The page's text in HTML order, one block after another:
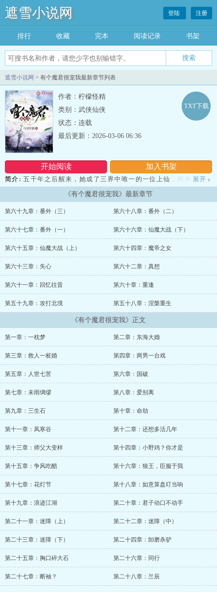
遮雪小说网 登陆 注册
排行 收藏 完本 阅读记录 书架
遮雪小说网 > 有个魔君很宠我最新章节列表
作者：柠檬怪精
类别：武侠仙侠
状态：连载
开始阅读 加入书架
TXT下载
最后更新：2026-03-06 06:36
简介: 五千年之后醒来，她成了三界中唯一的一位上仙，闲来无事下
凡历了个劫，屁股后面还跟了个魔君，把她宠上天。 一起悬壶济
世，一起被追杀，一起殴打权贵........直到后来魔族屡屡攻打仙界，众
仙才知，世间唯一的神也堕魔了.............
展开 »
《有个魔君很宠我》最新章节
第六十九章：番外（三） 第六十八章：番外（二）
第六十七章：番外（一） 第六十六章：仙魔大战（下）
第六十五章：仙魔大战（上） 第六十四章：魔帝之女
第六十三章：失心 第六十二章：真想
第六十一章：回忆往昔 第六十章：重逢
第五十九章：攻打北境 第五十八章：涅槃重生
《有个魔君很宠我》正文
第一章：一枕梦 第二章：东海大婚
第三章：救人一桩婚 第四章：两男一台戏
第五章：人世七苦 第六章：国破
第七章：未雨绸缪 第八章：爱别离
第九章：三生石 第十章：命劫
第十一章：凤寒谷 第十二章：还想多活几年
第十三章：师父大变样 第十四章：小野鸡？你才是
第十五章：争风吃醋 第十六章：狼王，臣服于我
第十七章：花灯节 第十八章：如意算盘叮当响
第十九章：浪迹江湖 第二十章：君子动口不动手
第二十一章：迷障（上） 第二十二章：迷障（中）
第二十三章：迷障（下） 第二十四章：卸磨杀驴
第二十五章：胸口碎大石 第二十六章：同行
第二十七章：断袖？ 第二十八章：兰辰